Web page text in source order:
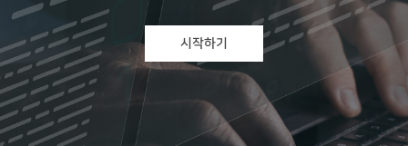
시작하기